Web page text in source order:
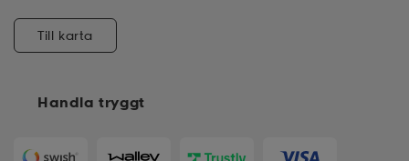
Handla tryggt
Till karta